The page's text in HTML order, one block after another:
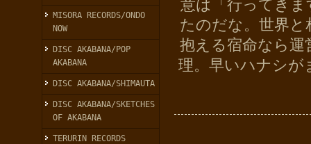
MISORA RECORDS/ONDO
NOW
DISC AKABANA/POP
AKABANA
DISC AKABANA/SHIMAUTA
DISC AKABANA/SKETCHES
OF AKABANA
TERURIN RECORDS
意は「行ってき
たのだな。世界
抱える宿命なら
理。早いハナシが